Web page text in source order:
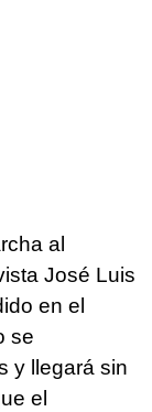
al
José Luis
en el
se
y llegará sin
el